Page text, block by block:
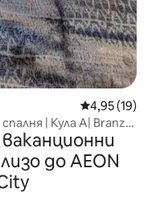
Средна
4,95 (19)
| Кула A| Branz
до AEON